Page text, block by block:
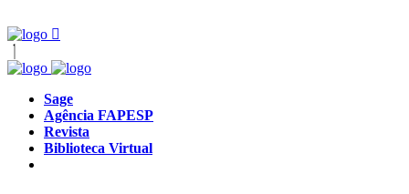
Sage
Agência FAPESP
Revista
Biblioteca Virtual